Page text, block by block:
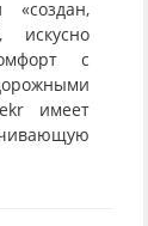
«создан,
искусно
с
имеет